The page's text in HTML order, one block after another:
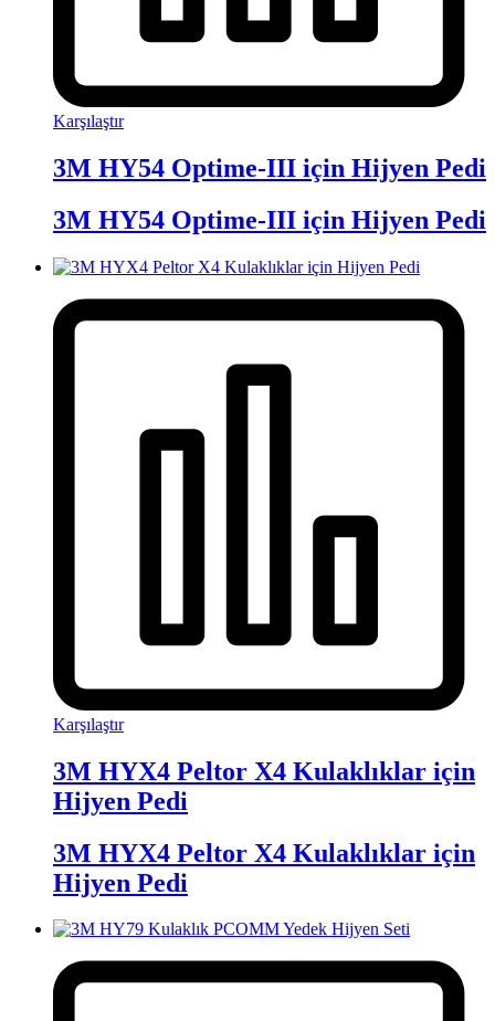
Karşılaştır
3M HY54 Optime-III için Hijyen Pedi
3M HY54 Optime-III için Hijyen Pedi
Karşılaştır
3M HYX4 Peltor X4 Kulaklıklar için
Hijyen Pedi
3M HYX4 Peltor X4 Kulaklıklar için
Hijyen Pedi